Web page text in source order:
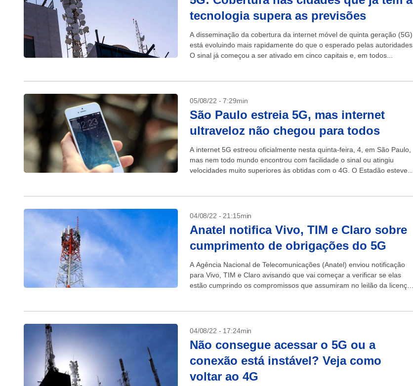
tecnologia supera as previsões
A disseminação da cobertura da internet móvel de quinta geração (5G)
está evoluindo mais rapidamente do que o esperado pelas autoridades.
O sinal já começou a ser ativado em cinco capitais e, em todos...
05/08/22 - 7:29min
São Paulo estreia 5G, mas internet
ultraveloz não chegou para todos
A internet 5G estreou oficialmente nesta quinta-feira, 4, em São Paulo,
mas nem todo mundo encontrou com facilidade o sinal ou atingiu
velocidades muito superiores às obtidas com o 4G. O Estadão esteve
04/08/22 - 21:15min
Anatel notifica Vivo, TIM e Claro sobre
cumprimento de obrigações do 5G
A Agência Nacional de Telecomunicações (Anatel) enviou notificação
para Vivo, TIM e Claro avisando que vai começar a verificar se elas
estão cumprindo os compromissos que assumiram no leilão da licenças
04/08/22 - 17:24min
Não consegue acessar o 5G ou a
conexão está instável? Veja como
voltar ao 4G